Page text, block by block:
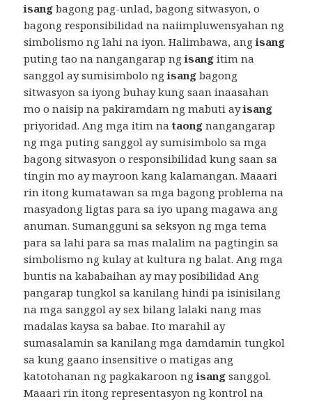
isang bagong pag-unlad, bagong sitwasyon, o
bagong responsibilidad na naiimpluwensyahan ng
simbolismo ng lahi na iyon. Halimbawa, angisang
puting tao na nangangarap ngisang itim na
sanggol ay sumisimbolo ngisang bagong
sitwasyon sa iyong buhay kung saan inaasahan
mo o naisip na pakiramdam ng mabuti ayisang
priyoridad. Ang mga itim nataong nangangarap
ng mga puting sanggol ay sumisimbolo sa mga
bagong sitwasyon o responsibilidad kung saan sa
tingin mo ay mayroon kang kalamangan. Maaari
rin itong kumatawan sa mga bagong problema na
masyadong ligtas para sa iyo upang magawa ang
anuman. Sumangguni sa seksyon ng mga tema
para sa lahi para sa mas malalim na pagtingin sa
simbolismo ng kulay at kultura ng balat. Ang mga
buntis na kababaihan ay may posibilidad Ang
pangarap tungkol sa kanilang hindi pa isinisilang
na mga sanggol ay sex bilang lalaki nang mas
madalas kaysa sa babae. Ito marahil ay
sumasalamin sa kanilang mga damdamin tungkol
sa kung gaano insensitive o matigas ang
katotohanan ng pagkakaroon ngisang sanggol.
Maaari rin itong representasyon ng kontrol na